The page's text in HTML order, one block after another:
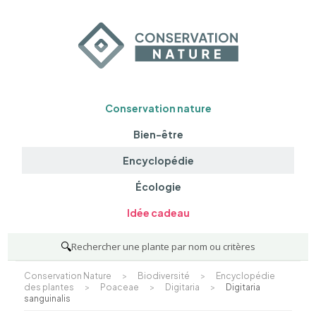
Conservation nature
Bien-être
Encyclopédie
Écologie
Idée cadeau
🔍Rechercher une plante par nom ou critères
Conservation Nature > Biodiversité >
Encyclopédie
des plantes
> Poaceae > Digitaria >
Digitaria
sanguinalis